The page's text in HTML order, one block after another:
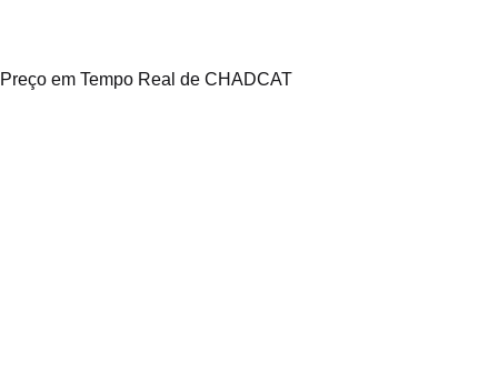
Preço em Tempo Real de CHADCAT